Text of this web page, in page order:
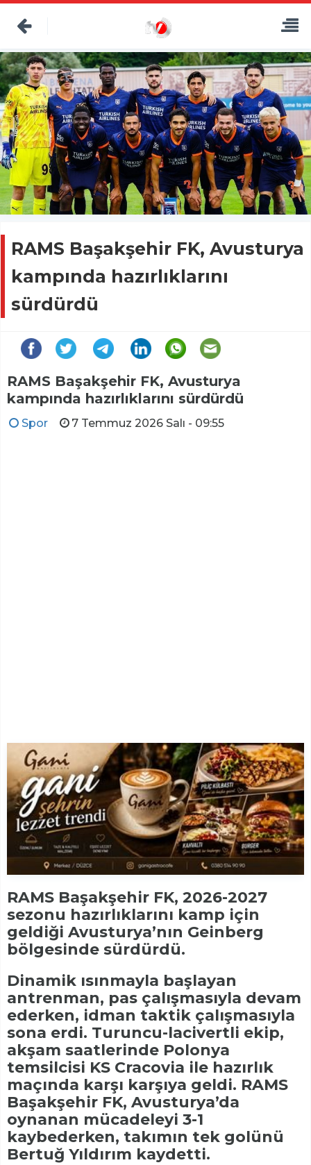
RAMS Başakşehir FK, Avusturya
kampında hazırlıklarını
sürdürdü
RAMS Başakşehir FK, Avusturya
kampında hazırlıklarını sürdürdü
Spor 7 Temmuz 2026 Salı - 09:55
RAMS Başakşehir FK, 2026-2027
sezonu hazırlıklarını kamp için
geldiği Avusturya’nın Geinberg
bölgesinde sürdürdü.
Dinamik ısınmayla başlayan
antrenman, pas çalışmasıyla devam
ederken, idman taktik çalışmasıyla
sona erdi. Turuncu-lacivertli ekip,
akşam saatlerinde Polonya
temsilcisi KS Cracovia ile hazırlık
maçında karşı karşıya geldi. RAMS
Başakşehir FK, Avusturya’da
oynanan mücadeleyi 3-1
kaybederken, takımın tek golünü
Bertuğ Yıldırım kaydetti.